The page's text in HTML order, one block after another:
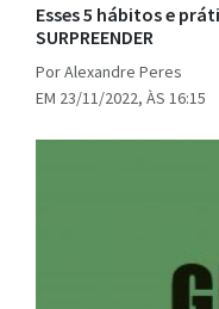
Esses 5 hábitos e
SURPREENDER
Por Alexandre Peres
EM 23/11/2022, ÀS 16:15